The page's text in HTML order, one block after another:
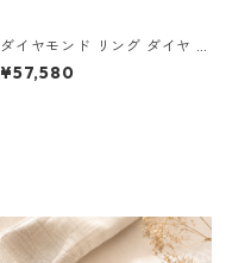
ダイヤモンド リング ダイヤ ア
イスブルーダイヤ 合計0.06ct
11号 プラチナ Pt950 ハートモ
¥57,580